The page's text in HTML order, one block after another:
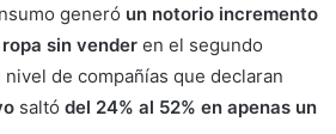
generó un notorio incremento
sin vender en el segundo
de compañías que declaran
saltó del 24% al 52% en apenas un